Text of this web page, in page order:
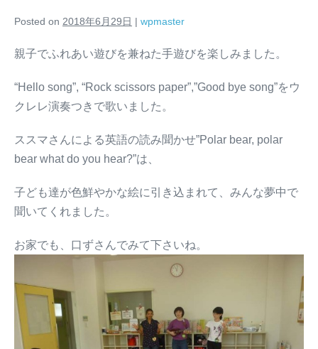
Posted on 2018年6月29日 | wpmaster
親子でふれあい遊びを兼ねた手遊びを楽しみました。
“Hello song”, “Rock scissors paper”,”Good bye song”をウ
クレレ演奏つきで歌いました。
ススマさんによる英語の読み聞かせ”Polar bear, polar
bear what do you hear?”は、
子ども達が色鮮やかな絵に引き込まれて、みんな夢中で
聞いてくれました。
お家でも、口ずさんでみて下さいね。